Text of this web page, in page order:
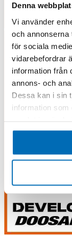
Denna
Vi använder
och annonserna
för sociala
vidarebefordrar
information från
annons- och
Dessa kan i sin
information som